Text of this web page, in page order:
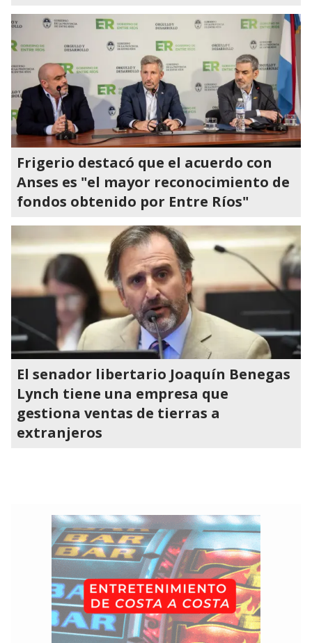
Frigerio destacó que el acuerdo con
Anses es "el mayor reconocimiento de
fondos obtenido por Entre Ríos"
El senador libertario Joaquín Benegas
Lynch tiene una empresa que
gestiona ventas de tierras a
extranjeros